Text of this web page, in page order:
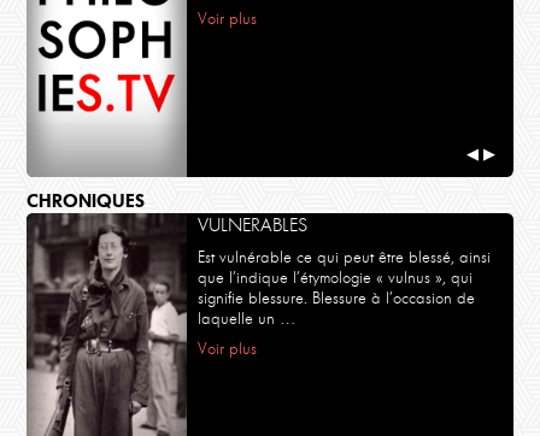
Voir plus
◀ ▶
CHRONIQUES
VULNERABLES
Est vulnérable ce qui peut être blessé, ainsi
que l’indique l’étymologie « vulnus », qui
signifie blessure. Blessure à l’occasion de
laquelle un …
Voir plus